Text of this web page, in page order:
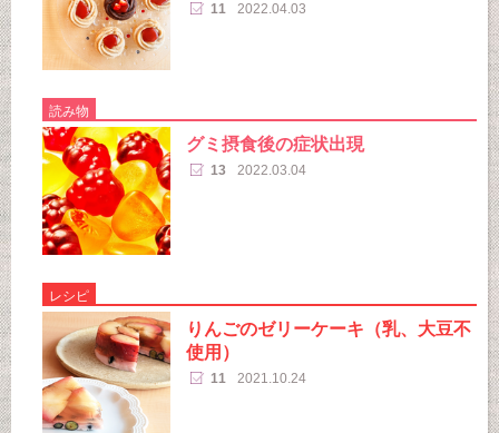
11 2022.04.03
読み物
グミ摂食後の症状出現
13 2022.03.04
レシピ
りんごのゼリーケーキ（乳、大豆不
使用）
11 2021.10.24